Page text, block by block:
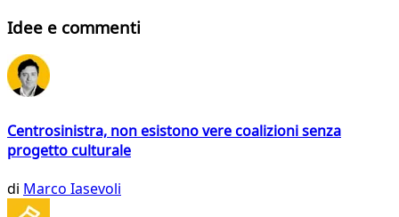
Idee e commenti
Centrosinistra, non esistono vere coalizioni senza
progetto culturale
di Marco Iasevoli